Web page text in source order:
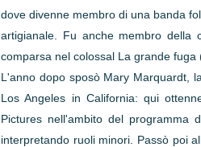
dove divenne membro di una banda
artigianale. Fu anche membro della
comparsa nel colossal La grande
L'anno dopo sposò Mary Marquardt,
Los Angeles in California: qui
Pictures nell'ambito del programma
interpretando ruoli minori. Passò poi